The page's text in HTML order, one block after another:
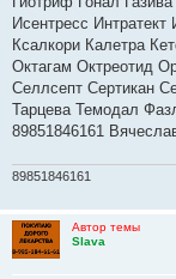
и
е
Исентресс
Ксалкори Калетра
Октагам Октреотид
Селлсепт Сертикан
Тарцева Темодал
89851846161
89851846161
Автор темы
Slava